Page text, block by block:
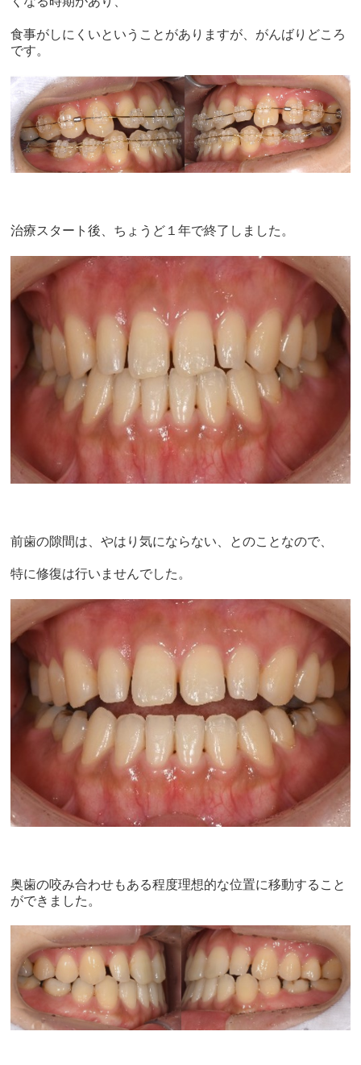
食事がしにくいということがありますが、がんばりどころ
です。
治療スタート後、ちょうど１年で終了しました。
前歯の隙間は、やはり気にならない、とのことなので、
特に修復は行いませんでした。
奥歯の咬み合わせもある程度理想的な位置に移動すること
ができました。